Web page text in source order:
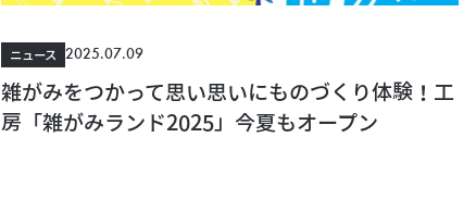
ニュース 2025.07.09
雑がみをつかって思い思いにものづくり体験！工
房「雑がみランド2025」今夏もオープン